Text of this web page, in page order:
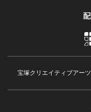
宝塚クリエイティブアーツ